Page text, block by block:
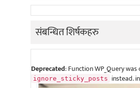
संबन्धित शिर्षकहरु
Deprecated: Function WP_Query
ignore_sticky_posts instead. in